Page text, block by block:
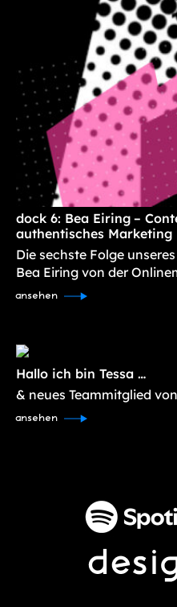
dock 6: Bea Eiring –
authentisches Marketing
Die sechste Folge
Bea Eiring von der
ansehen
Hallo ich bin Tessa …
& neues Teammitglied
ansehen